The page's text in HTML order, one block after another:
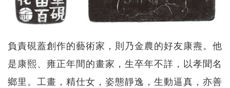
負責硯蓋創作的藝術家，則乃金農的好友康燾。他
是康熙、雍正年間的畫家，生卒年不詳，以孝聞名
鄉里。工畫，精仕女，姿態靜逸，生動逼真，亦善